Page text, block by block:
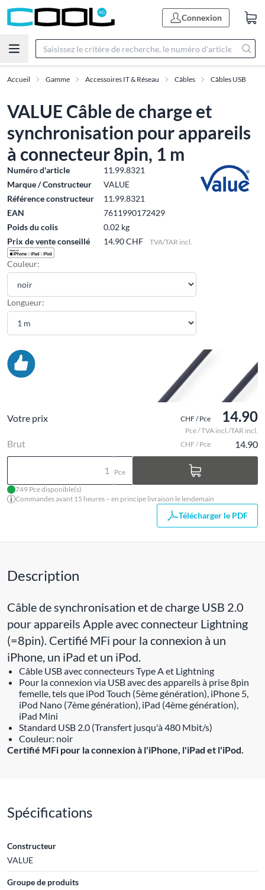
Connexion
Accueil Gamme Accessoires IT & Réseau Câbles Câbles USB
VALUE Câble de charge et
synchronisation pour appareils
à connecteur 8pin, 1 m
Numéro d'article
11.99.8321
Marque / Constructeur
VALUE
Référence constructeur
11.99.8321
EAN
7611990172429
Poids du colis
0.02 kg
Prix de vente conseillé
14.90 CHF TVA/TAR incl.
Couleur:
Longueur:
Votre prix CHF / Pce 14.90
Pce / TVA incl./TAR incl.
Brut CHF / Pce 14.90
Pce
749 Pce disponible(s)
Commandes avant 15 heures – en principe livraison le lendemain
Télécharger le PDF
Description
Câble de synchronisation et de charge USB 2.0
pour appareils Apple avec connecteur Lightning
(=8pin). Certifié MFi pour la connexion à un
iPhone, un iPad et un iPod.
Câble USB avec connecteurs Type A et Lightning
Pour la connexion via USB avec des appareils à prise 8pin
femelle, tels que iPod Touch (5ème génération), iPhone 5,
iPod Nano (7ème génération), iPad (4ème génération),
iPad Mini
Standard USB 2.0 (Transfert jusqu'à 480 Mbit/s)
Couleur: noir
Certifié MFi pour la connexion à l'iPhone, l'iPad et l'iPod.
Spécifications
Constructeur
VALUE
Groupe de produits